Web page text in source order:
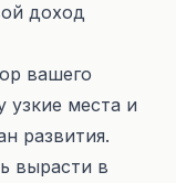
доход
вашего
узкие места и
развития.
вырасти в